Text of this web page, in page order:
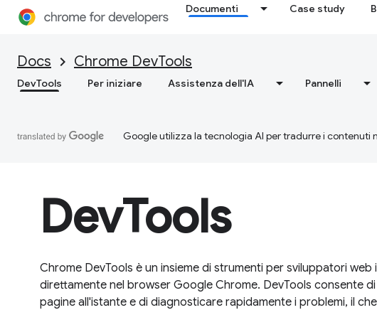
Documenti Case study
Docs Chrome DevTools
DevTools Per iniziare Assistenza dell'IA Pannelli
Google utilizza la tecnologia AI per tradurre i
DevTools
Chrome DevTools è un insieme di strumenti per sviluppatori web
direttamente nel browser Google Chrome. DevTools consente
pagine all'istante e di diagnosticare rapidamente i problemi, il